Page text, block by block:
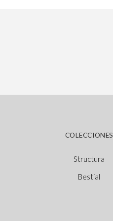
COLECCIONES
Structura
Bestial